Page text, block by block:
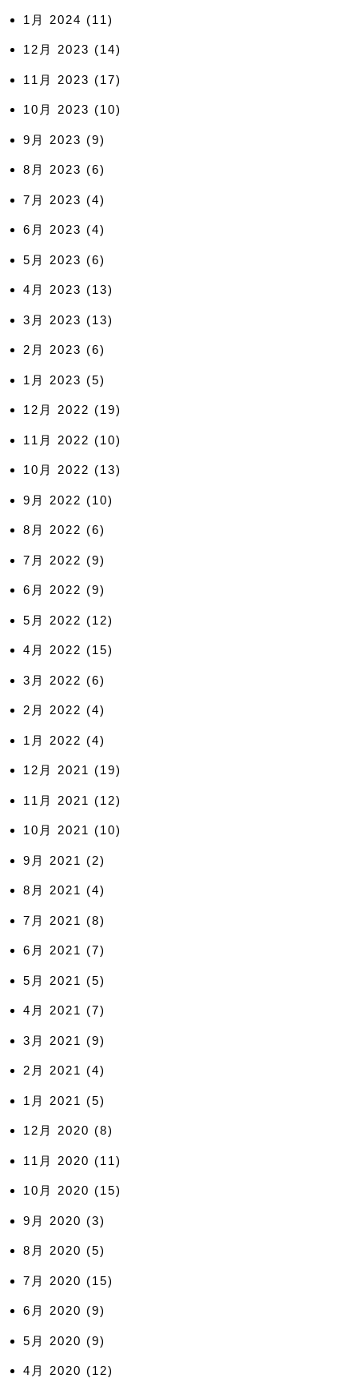
1月 2024 (11)
12月 2023 (14)
11月 2023 (17)
10月 2023 (10)
9月 2023 (9)
8月 2023 (6)
7月 2023 (4)
6月 2023 (4)
5月 2023 (6)
4月 2023 (13)
3月 2023 (13)
2月 2023 (6)
1月 2023 (5)
12月 2022 (19)
11月 2022 (10)
10月 2022 (13)
9月 2022 (10)
8月 2022 (6)
7月 2022 (9)
6月 2022 (9)
5月 2022 (12)
4月 2022 (15)
3月 2022 (6)
2月 2022 (4)
1月 2022 (4)
12月 2021 (19)
11月 2021 (12)
10月 2021 (10)
9月 2021 (2)
8月 2021 (4)
7月 2021 (8)
6月 2021 (7)
5月 2021 (5)
4月 2021 (7)
3月 2021 (9)
2月 2021 (4)
1月 2021 (5)
12月 2020 (8)
11月 2020 (11)
10月 2020 (15)
9月 2020 (3)
8月 2020 (5)
7月 2020 (15)
6月 2020 (9)
5月 2020 (9)
4月 2020 (12)